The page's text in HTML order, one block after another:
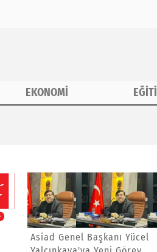
EKONOMİ
Asiad Genel Başkanı Yücel